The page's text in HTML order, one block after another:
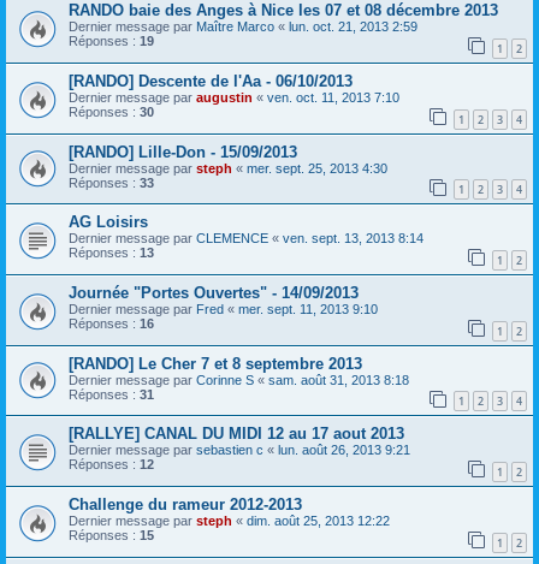
RANDO baie des Anges à Nice les 07 et 08 décembre 2013
Dernier message par Maître Marco « lun. oct. 21, 2013 2:59
Réponses : 19 1 2
[RANDO] Descente de l'Aa - 06/10/2013
Dernier message par augustin « ven. oct. 11, 2013 7:10
Réponses : 30 1 2 3 4
[RANDO] Lille-Don - 15/09/2013
Dernier message par steph « mer. sept. 25, 2013 4:30
Réponses : 33 1 2 3 4
AG Loisirs
Dernier message par CLEMENCE « ven. sept. 13, 2013 8:14
Réponses : 13 1 2
Journée "Portes Ouvertes" - 14/09/2013
Dernier message par Fred « mer. sept. 11, 2013 9:10
Réponses : 16 1 2
[RANDO] Le Cher 7 et 8 septembre 2013
Dernier message par Corinne S « sam. août 31, 2013 8:18
Réponses : 31 1 2 3 4
[RALLYE] CANAL DU MIDI 12 au 17 aout 2013
Dernier message par sebastien c « lun. août 26, 2013 9:21
Réponses : 12 1 2
Challenge du rameur 2012-2013
Dernier message par steph « dim. août 25, 2013 12:22
Réponses : 15 1 2